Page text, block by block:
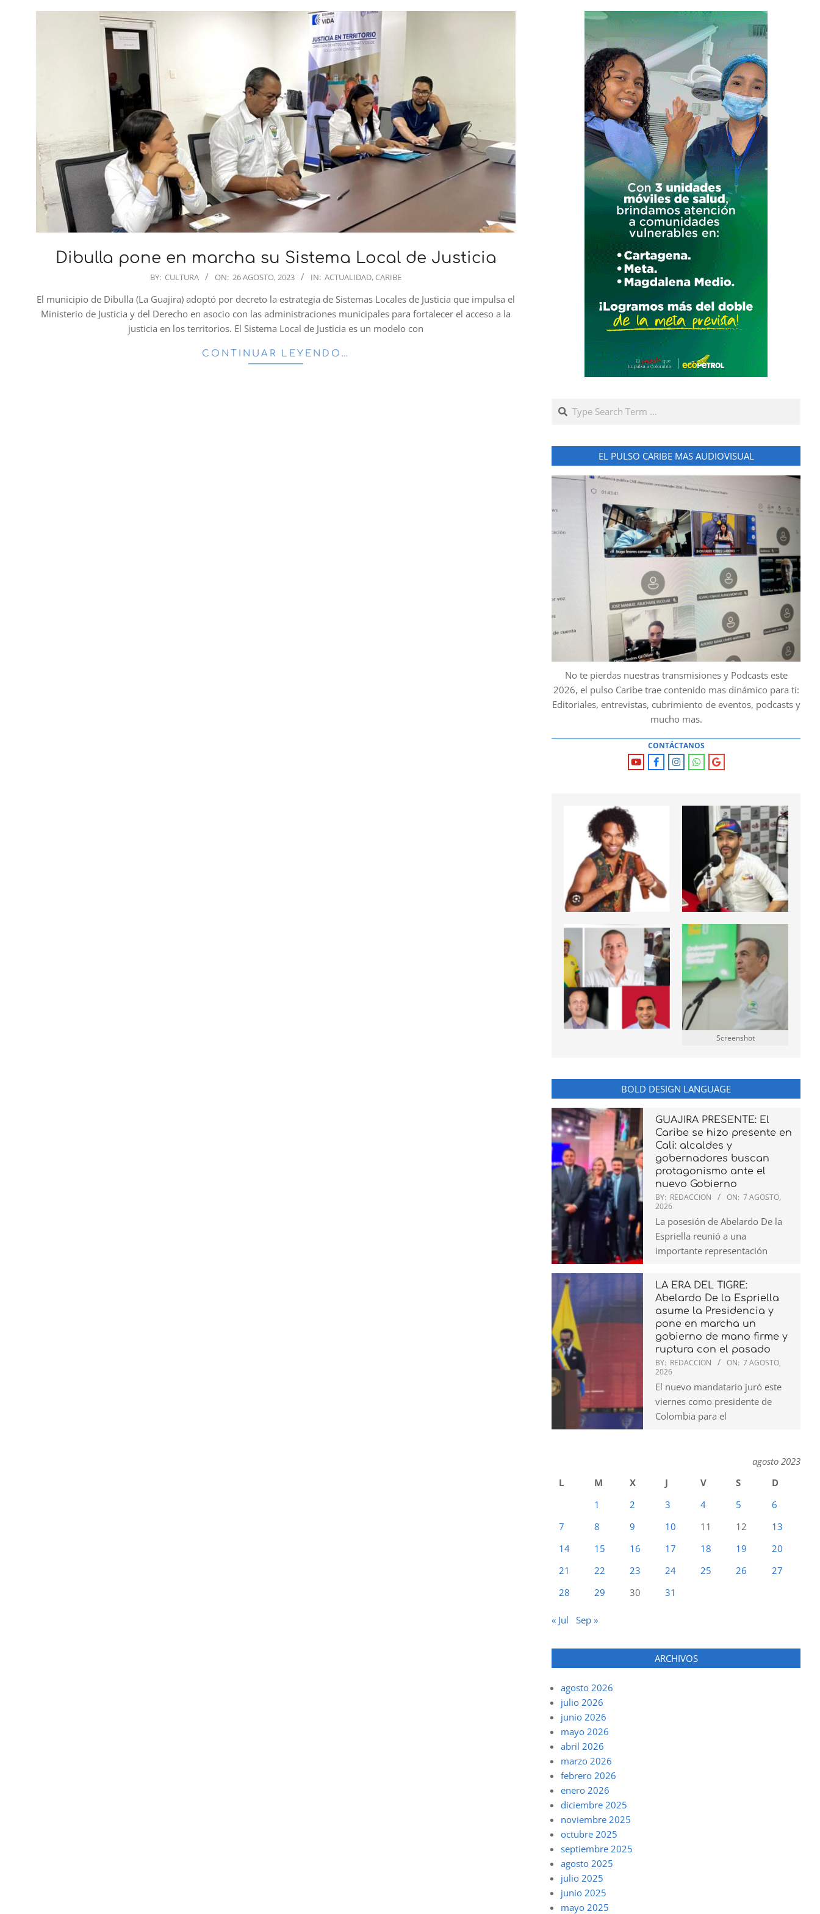
Dibulla pone en marcha su Sistema Local de Justicia
26
BY: CULTURA ON: 26 AGOSTO, 2023 IN: ACTUALIDAD, CARIBE
El municipio de Dibulla (La Guajira) adoptó por decreto la estrategia de Sistemas Locales de Justicia que impulsa el
Ministerio de Justicia y del Derecho en asocio con las administraciones municipales para fortalecer el acceso a la
justicia en los territorios. El Sistema Local de Justicia es un modelo con
CONTINUAR LEYENDO…
Search
EL PULSO CARIBE MAS AUDIOVISUAL
No te pierdas nuestras transmisiones y Podcasts este
2026, el pulso Caribe trae contenido mas dinámico para ti:
Editoriales, entrevistas, cubrimiento de eventos, podcasts y
mucho mas.
CONTÁCTANOS
Screenshot
BOLD DESIGN LANGUAGE
GUAJIRA PRESENTE: El
Caribe se hizo presente en
Cali: alcaldes y
gobernadores buscan
protagonismo ante el
nuevo Gobierno
BY: REDACCION ON: 7 AGOSTO,
2026
La posesión de Abelardo De la
Espriella reunió a una
importante representación
LA ERA DEL TIGRE:
Abelardo De la Espriella
asume la Presidencia y
pone en marcha un
gobierno de mano firme y
ruptura con el pasado
BY: REDACCION ON: 7 AGOSTO,
2026
El nuevo mandatario juró este
viernes como presidente de
Colombia para el
agosto 2023
L
M X J V S
D
1
2 3 4 5
6
7
8 9 10 11 12
13
14
15 16 17 18 19
20
21
22 23 24 25 26
27
28
29 30 31
« Jul Sep »
ARCHIVOS
agosto 2026
julio 2026
junio 2026
mayo 2026
abril 2026
marzo 2026
febrero 2026
enero 2026
diciembre 2025
noviembre 2025
octubre 2025
septiembre 2025
agosto 2025
julio 2025
junio 2025
mayo 2025